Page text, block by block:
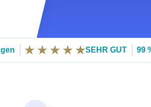
SEHR GUT 99